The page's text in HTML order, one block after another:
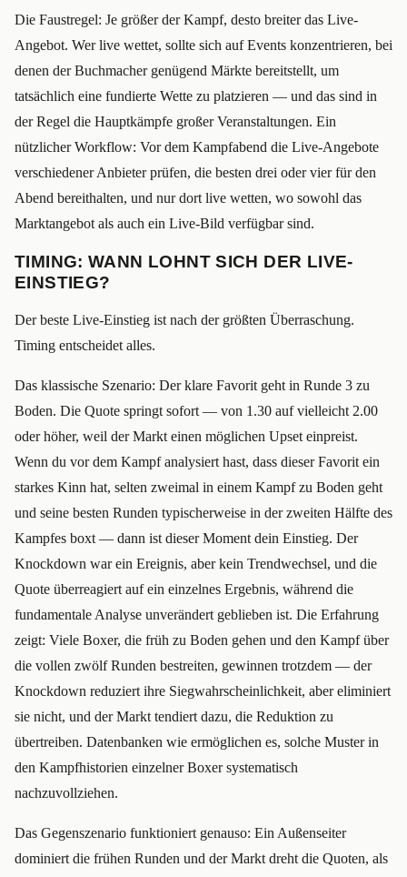
Die Faustregel: Je größer der Kampf, desto breiter das Live-
Angebot. Wer live wettet, sollte sich auf Events konzentrieren, bei
denen der Buchmacher genügend Märkte bereitstellt, um
tatsächlich eine fundierte Wette zu platzieren — und das sind in
der Regel die Hauptkämpfe großer Veranstaltungen. Ein
nützlicher Workflow: Vor dem Kampfabend die Live-Angebote
verschiedener Anbieter prüfen, die besten drei oder vier für den
Abend bereithalten, und nur dort live wetten, wo sowohl das
Marktangebot als auch ein Live-Bild verfügbar sind.
TIMING: WANN LOHNT SICH DER LIVE-
EINSTIEG?
Der beste Live-Einstieg ist nach der größten Überraschung.
Timing entscheidet alles.
Das klassische Szenario: Der klare Favorit geht in Runde 3 zu
Boden. Die Quote springt sofort — von 1.30 auf vielleicht 2.00
oder höher, weil der Markt einen möglichen Upset einpreist.
Wenn du vor dem Kampf analysiert hast, dass dieser Favorit ein
starkes Kinn hat, selten zweimal in einem Kampf zu Boden geht
und seine besten Runden typischerweise in der zweiten Hälfte des
Kampfes boxt — dann ist dieser Moment dein Einstieg. Der
Knockdown war ein Ereignis, aber kein Trendwechsel, und die
Quote überreagiert auf ein einzelnes Ergebnis, während die
fundamentale Analyse unverändert geblieben ist. Die Erfahrung
zeigt: Viele Boxer, die früh zu Boden gehen und den Kampf über
die vollen zwölf Runden bestreiten, gewinnen trotzdem — der
Knockdown reduziert ihre Siegwahrscheinlichkeit, aber eliminiert
sie nicht, und der Markt tendiert dazu, die Reduktion zu
übertreiben. Datenbanken wie ermöglichen es, solche Muster in
den Kampfhistorien einzelner Boxer systematisch
nachzuvollziehen.
Das Gegenszenario funktioniert genauso: Ein Außenseiter
dominiert die frühen Runden und der Markt dreht die Quoten, als